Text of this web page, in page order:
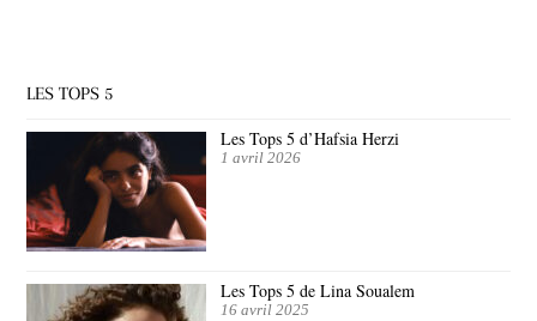
LES TOPS 5
Les Tops 5 d’Hafsia Herzi
1 avril 2026
Les Tops 5 de Lina Soualem
16 avril 2025